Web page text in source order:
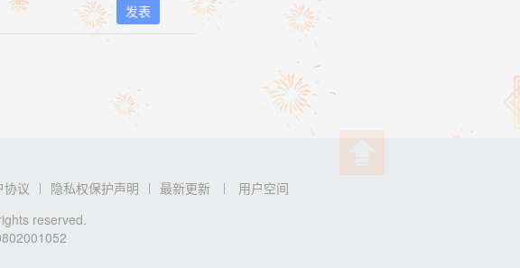
发表
协议 | 隐私权保护声明 | 最新更新 |
用户空间
reserved.